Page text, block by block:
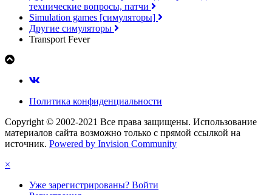
технические вопросы, патчи
Simulation games [симуляторы]
Другие симуляторы
Transport Fever
Политика конфиденциальности
Copyright © 2002-2021 Все права защищены. Использование
материалов сайта возможно только с прямой ссылкой на
источник. Powered by Invision Community
×
Уже зарегистрированы? Войти